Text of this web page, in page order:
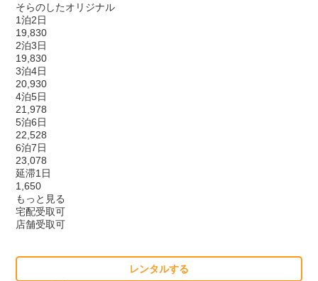
そらのしたオリジナル
1泊2日
19,830
2泊3日
19,830
3泊4日
20,930
4泊5日
21,978
5泊6日
22,528
6泊7日
23,078
延滞1日
1,650
もっと見る
宅配受取可
店舗受取可
レンタルする